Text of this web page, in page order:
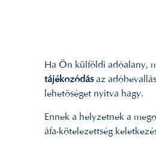
Ha Ön külföldi adóalany,
tájékozódásaz
lehetőséget nyitva hagy.
Ennek a helyzetnek a
áfa-kötelezettség